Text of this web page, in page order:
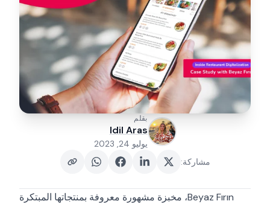
بقلم
Idil Aras
يوليو 24, 2023
مشاركة:
Beyaz Fırın، مخبزة مشهورة معروفة بمنتجاتها المبتكرة